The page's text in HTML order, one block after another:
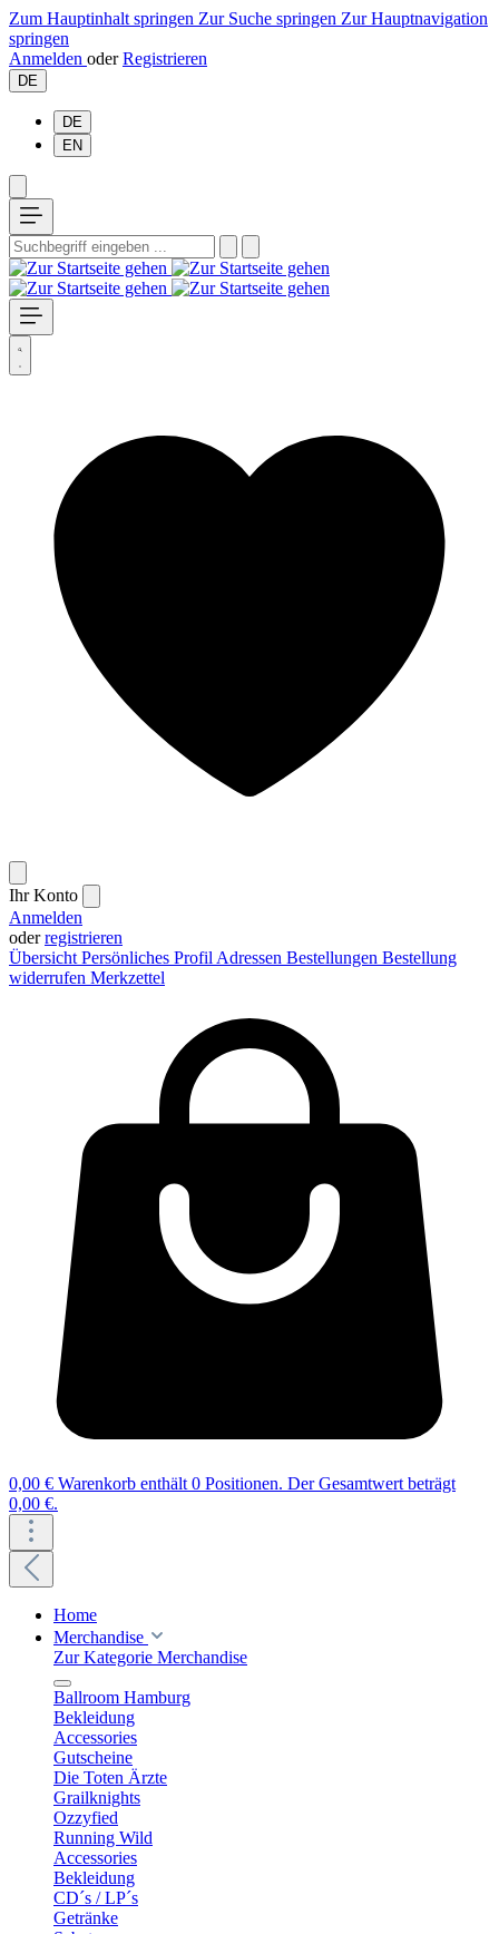
Zum Hauptinhalt springen Zur Suche springen Zur Hauptnavigation
springen
Anmelden oder Registrieren
DE
DE
EN
Ihr Konto
Anmelden
oderregistrieren
Übersicht Persönliches Profil Adressen Bestellungen Bestellung
widerrufen Merkzettel
0,00 € Warenkorb enthält 0 Positionen. Der Gesamtwert beträgt
0,00 €.
Home
Merchandise
Zur Kategorie Merchandise
Ballroom Hamburg
Bekleidung
Accessories
Gutscheine
Die Toten Ärzte
Grailknights
Ozzyfied
Running Wild
Accessories
Bekleidung
CD´s / LP´s
Getränke